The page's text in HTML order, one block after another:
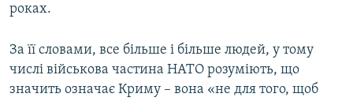
роках.
За її словами, все більше і більше людей, у тому
числі військова частина НАТО розуміють, що
значить означає Криму – вона «не для того, щоб